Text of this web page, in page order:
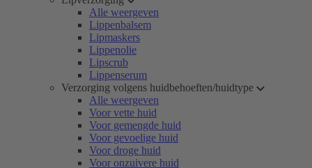
Alle weergeven
Lippenbalsem
Lipmaskers
Lippenolie
Lipscrub
Lippenserum
Verzorging volgens huidbehoeften/huidtype
Alle weergeven
Voor vette huid
Voor gemengde huid
Voor gevoelige huid
Voor droge huid
Voor onzuivere huid